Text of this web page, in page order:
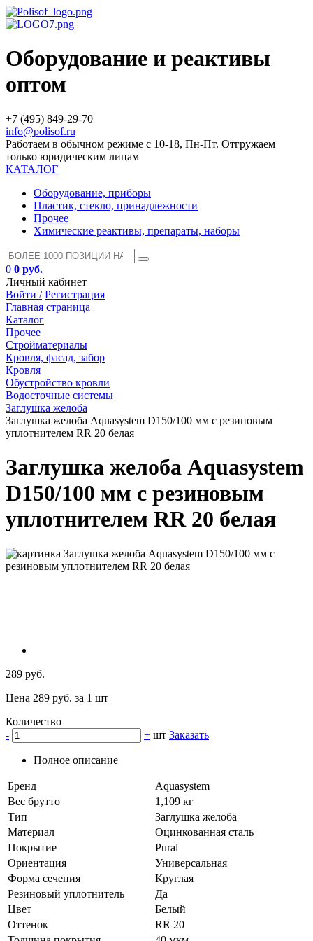
Оборудование и реактивы
оптом
+7 (495) 849-29-70
info@polisof.ru
Работаем в обычном режиме с 10-18, Пн-Пт. Отгружаем
только юридическим лицам
КАТАЛОГ
Оборудование, приборы
Пластик, стекло, принадлежности
Прочее
Химические реактивы, препараты, наборы
0 0 руб.
Личный кабинет
Войти / Регистрация
Главная страница
Каталог
Прочее
Стройматериалы
Кровля, фасад, забор
Кровля
Обустройство кровли
Водосточные системы
Заглушка желоба
Заглушка желоба Aquasystem D150/100 мм с резиновым
уплотнителем RR 20 белая
Заглушка желоба Aquasystem
D150/100 мм с резиновым
уплотнителем RR 20 белая
289 руб.
Цена 289 руб. за 1 шт
Количество
-
+ шт Заказать
Полное описание
Бренд
Aquasystem
Вес брутто
1,109 кг
Тип
Заглушка желоба
Материал
Оцинкованная сталь
Покрытие
Pural
Ориентация
Универсальная
Форма сечения
Круглая
Резиновый уплотнитель
Да
Цвет
Белый
Оттенок
RR 20